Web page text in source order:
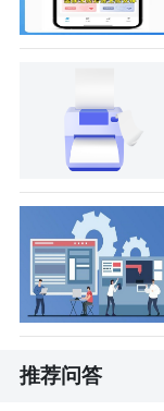
推荐问答